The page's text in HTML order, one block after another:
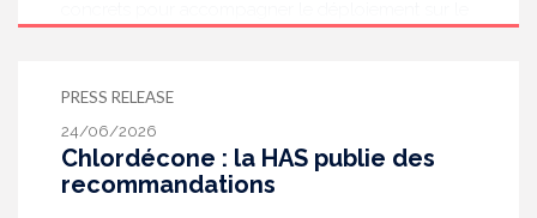
terrain de ces démarches qui ont fait leur preuve
PRESS RELEASE
24/06/2026
Chlordécone : la HAS publie des
recommandations